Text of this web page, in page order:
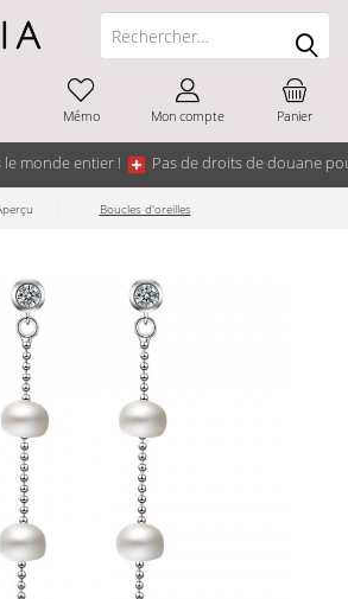
monde entier ! Pas de droits de douane
Panier
Mémo Mon compte
Boucles d'oreilles